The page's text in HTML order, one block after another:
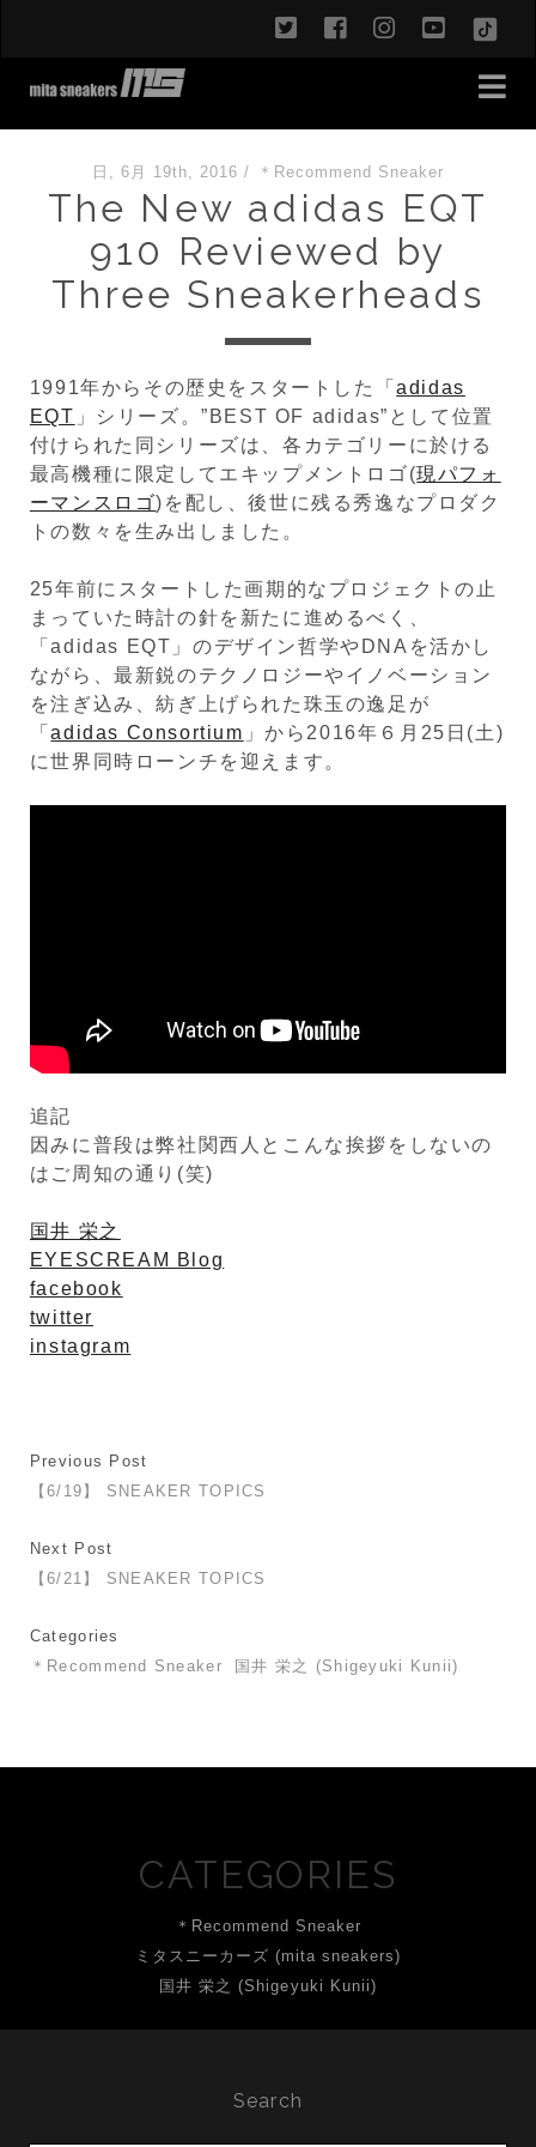
twitterfacebookinstagram
日, 6月 19th, 2016 / ＊Recommend Sneaker
The New adidas EQT
910 Reviewed by
Three Sneakerheads
1991年からその歴史をスタートした「adidas
EQT 」シリーズ。”BEST OF adidas”として位置
付けられた同シリーズは、各カテゴリーに於ける
最高機種に限定してエキップメントロゴ(現パフォ
ーマンスロゴ)を配し、後世に残る秀逸なプロダク
トの数々を生み出しました。
25年前にスタートした画期的なプロジェクトの止
まっていた時計の針を新たに進めるべく、
「adidas EQT」のデザイン哲学やDNAを活かし
ながら、最新鋭のテクノロジーやイノベーション
を注ぎ込み、紡ぎ上げられた珠玉の逸足が
「adidas Consortium 」から2016年６月25日(土)
に世界同時ローンチを迎えます。
追記
因みに普段は弊社関西人とこんな挨拶をしないの
はご周知の通り(笑)
国井 栄之
EYESCREAM Blog
facebook
twitter
instagram
Previous Post
【6/19】 SNEAKER TOPICS
Next Post
【6/21】 SNEAKER TOPICS
Categories
＊Recommend Sneaker
国井 栄之 (Shigeyuki Kunii)
CATEGORIES
＊Recommend Sneaker
ミタスニーカーズ (mita sneakers)
国井 栄之 (Shigeyuki Kunii)
Search